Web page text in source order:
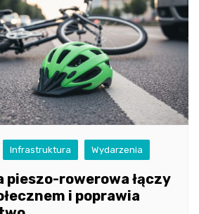
Infrastruktura Wydarzenia
pieszo-rowerowa łączy
i poprawia